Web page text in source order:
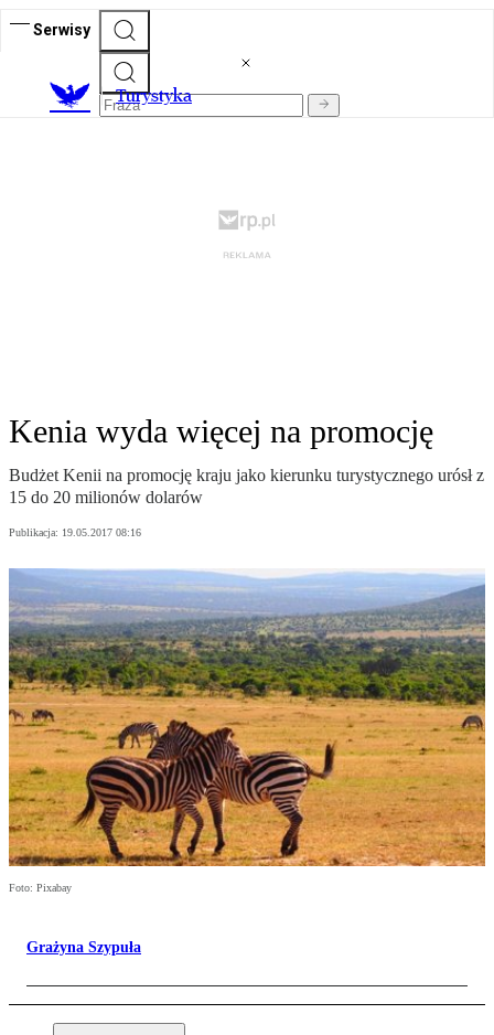
Serwisy
Turystyka
Kenia wyda więcej na promocję
Budżet Kenii na promocję kraju jako kierunku turystycznego urósł z
15 do 20 milionów dolarów
Publikacja: 19.05.2017 08:16
Foto: Pixabay
Grażyna Szypuła